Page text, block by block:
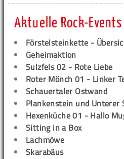
Aktuelle Rock-Events
Förstelsteinkette -
Geheimaktion
Sulzfels 02 - Rote Liebe
Roter Mönch 01 - Linker
Schauertaler Ostwand
Plankenstein und Unterer
Hexenküche 01 - Hallo
Sitting in a Box
Lachmöwe
Skarabäus